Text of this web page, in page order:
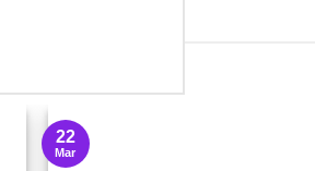
22
Mar